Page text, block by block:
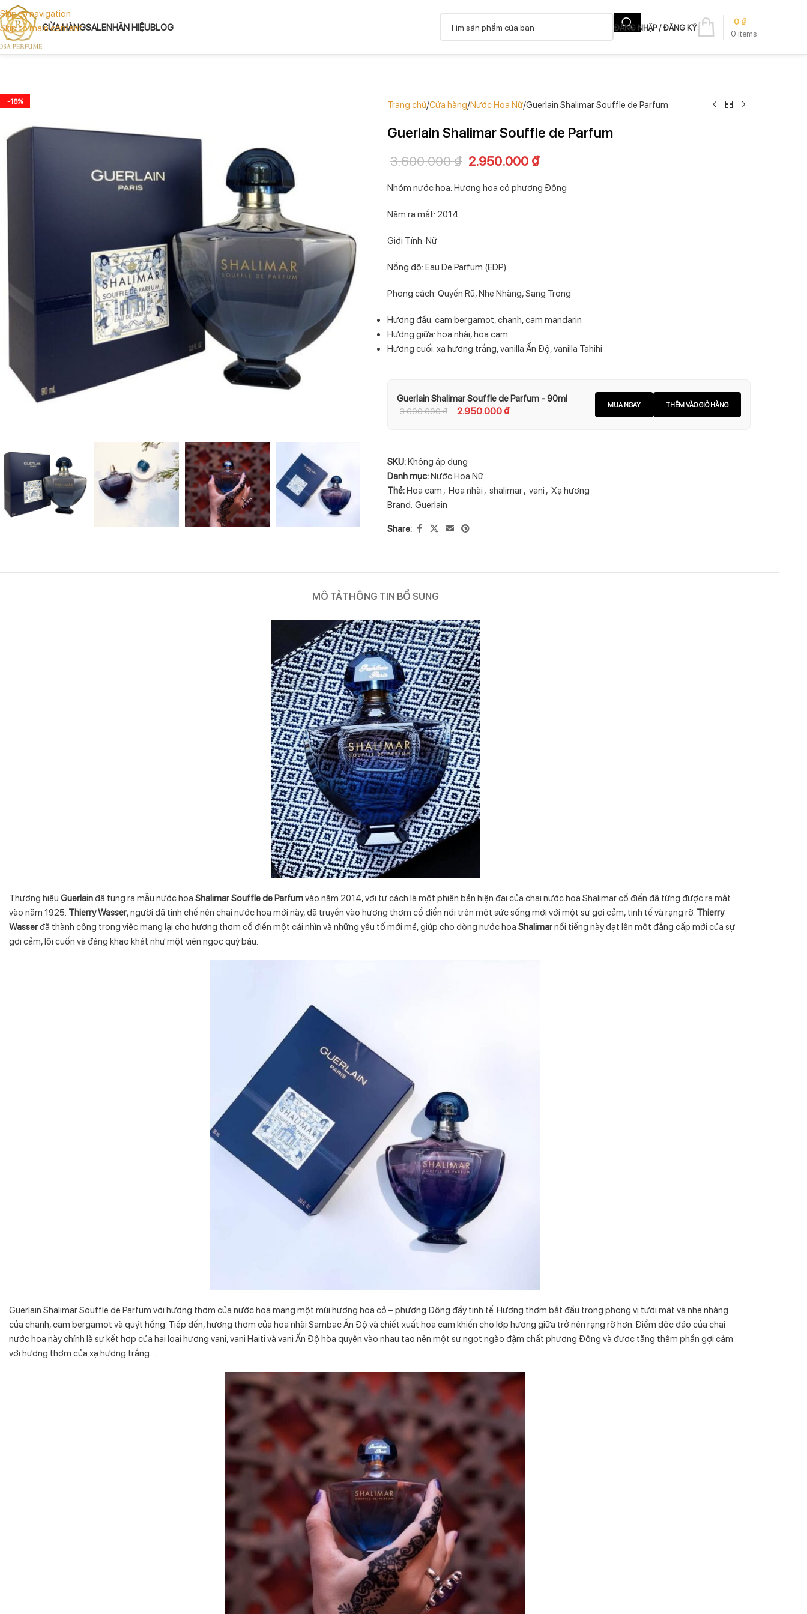
Skip to navigation
Skip to main content
CỬA HÀNGSALENHÃN HIỆUBLOG ĐĂNG NHẬP / ĐĂNG KÝ
0 items
0₫
-18% Trang chủ Cửa hàng Nước Hoa Nữ Guerlain Shalimar Souffle de Parfum
Guerlain Shalimar Souffle de Parfum
3.600.000₫ 2.950.000 ₫
Nhóm nước hoa: Hương hoa cỏ phương Đông
Năm ra mắt: 2014
Giới Tính: Nữ
Nồng độ: Eau De Parfum (EDP)
Phong cách: Quyến Rũ, Nhẹ Nhàng, Sang Trọng
Hương đầu: cam bergamot, chanh, cam mandarin
Hương giữa: hoa nhài, hoa cam
Hương cuối: xạ hương trắng, vanilla Ấn Độ, vanilla Tahihi
Guerlain Shalimar Souffle de Parfum - 90ml
3.600.000₫ 2.950.000₫ MUA NGAY THÊM VÀO GIỎ HÀNG
SKU:Không áp dụng
Danh mục:Nước Hoa Nữ
Thẻ:Hoa cam , Hoa nhài , shalimar, vani , Xạ hương
Brand: Guerlain
Share:
MÔ TẢTHÔNG TIN BỔ SUNG
Thương hiệu Guerlainđã tung ra mẫu nước hoa Shalimar Souffle de Parfumvào năm 2014, với tư cách là một phiên bản hiện đại của chai nước hoa Shalimar cổ điển đã từng được ra mắt
vào năm 1925. Thierry Wasser, người đã tinh chế nên chai nước hoa mới này, đã truyền vào hương thơm cổ điển nói trên một sức sống mới với một sự gợi cảm, tinh tế và rạng rỡ. Thierry
Wasserđã thành công trong việc mang lại cho hương thơm cổ điển một cái nhìn và những yếu tố mới mẻ, giúp cho dòng nước hoa Shalimarnổi tiếng này đạt lên một đẳng cấp mới của sự
gợi cảm, lôi cuốn và đáng khao khát như một viên ngọc quý báu.
Guerlain Shalimar Souffle de Parfum với hương thơm của nước hoa mang một mùi hương hoa cỏ – phương Đông đầy tinh tế. Hương thơm bắt đầu trong phong vị tươi mát và nhẹ nhàng
của chanh, cam bergamot và quýt hồng. Tiếp đến, hương thơm của hoa nhài Sambac Ấn Độ và chiết xuất hoa cam khiến cho lớp hương giữa trở nên rạng rỡ hơn. Điểm độc đáo của chai
nước hoa này chính là sự kết hợp của hai loại hương vani, vani Haiti và vani Ấn Độ hòa quyện vào nhau tạo nên một sự ngọt ngào đậm chất phương Đông và được tăng thêm phần gợi cảm
với hương thơm của xạ hương trắng…